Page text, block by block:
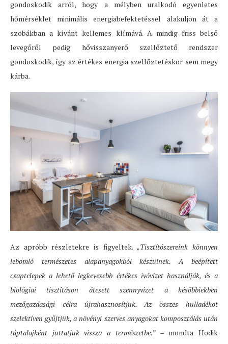
gondoskodik arról, hogy a mélyben uralkodó egyenletes
hőmérséklet minimális energiabefektetéssel alakuljon át a
szobákban a kívánt kellemes klímává. A mindig friss belső
levegőről pedig hővisszanyerő szellőztető rendszer
gondoskodik, így az értékes energia szellőztetéskor sem megy
kárba.
Az apróbb részletekre is figyeltek. „Tisztítószereink könnyen
lebomló természetes alapanyagokból készülnek. A beépített
csaptelepek a lehető legkevesebb értékes ivóvizet használják, és a
biológiai tisztításon átesett szennyvizet a későbbiekben
mezőgazdasági célra újrahasznosítjuk. Az összes hulladékot
szelektíven gyűjtjük, a növényi szerves anyagokat komposztálás után
táptalajként juttatjuk vissza a természetbe.” – mondta Hodik